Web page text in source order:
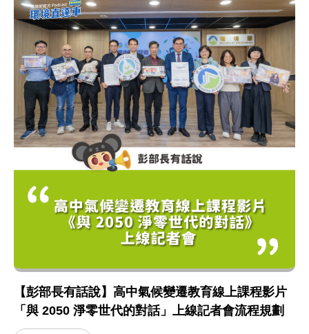
【彭部長有話說】高中氣候變遷教育線上課程影片
「與 2050 淨零世代的對話」上線記者會流程規劃